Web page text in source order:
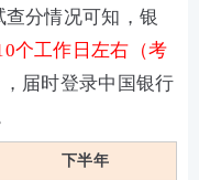
分情况可知，银
个工作日左右（考
，届时登录中国银行
下半年